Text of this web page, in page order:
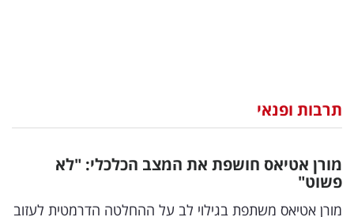
וצרכנות
דיגיטל
וטק
תרבות ופנאי
מורן אטיאס חושפת את המצב הכלכלי: "לא
פשוט"
מורן אטיאס משתפת בגילוי לב על ההחלטה הדרמטית לעזוב